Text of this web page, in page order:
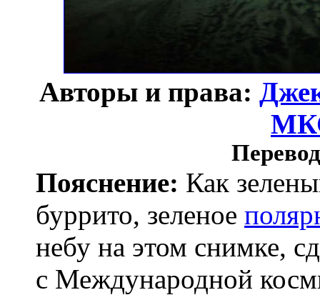
Авторы и права:
Пояснение: Как
буррито, зеленое
небу на этом снимке,
с Международной